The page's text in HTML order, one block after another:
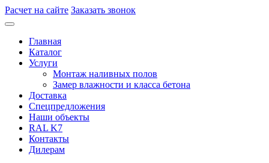
Расчет на сайте Заказать звонок
Главная
Каталог
Услуги
Монтаж наливных полов
Замер влажности и класса бетона
Доставка
Спецпредложения
Наши объекты
RAL K7
Контакты
Дилерам